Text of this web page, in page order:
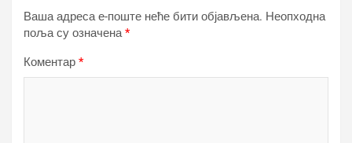
Ваша адреса е-поште неће бити објављена. Неопходна
поља су означена*
Коментар *